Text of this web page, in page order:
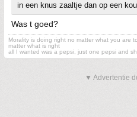
in een knus zaaltje dan op een
Was t goed?
Morality is doing right no matter what you are
matter what is right
all I wanted was a pepsi, just one pepsi and
▼ Advertentie